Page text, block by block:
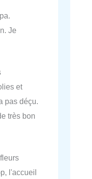
Je
et
pas déçu.
très bon
l'accueil